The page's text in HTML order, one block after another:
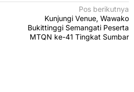
Pos berikutnya
Kunjungi Venue, Wawako
Bukittinggi Semangati Peserta
MTQN ke-41 Tingkat Sumbar